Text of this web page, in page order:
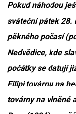
Pokud náhodou
sváteční pátek 28.
pěkného počasí
Nedvědice, kde
počátky se datují
Filipi továrnu na
továrny na vlněné